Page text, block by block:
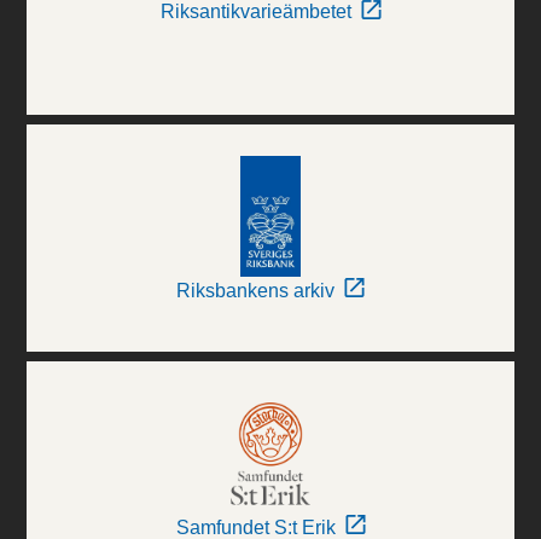
Riksantikvarieämbetet
Riksbankens arkiv
Samfundet S:t Erik